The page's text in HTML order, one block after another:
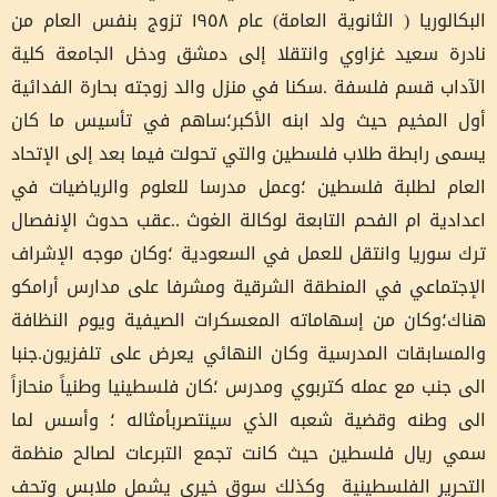
البكالوريا ( الثانوية العامة) عام ١٩٥٨ تزوج بنفس العام من
نادرة سعيد غزاوي وانتقلا إلى دمشق ودخل الجامعة كلية
الآداب قسم فلسفة .سكنا في منزل والد زوجته بحارة الفدائية
أول المخيم حيث ولد ابنه الأكبر؛ساهم في تأسيس ما كان
يسمى رابطة طلاب فلسطين والتي تحولت فيما بعد إلى الإتحاد
العام لطلبة فلسطين ؛وعمل مدرسا للعلوم والرياضيات في
اعدادية ام الفحم التابعة لوكالة الغوث ..عقب حدوث الإنفصال
ترك سوريا وانتقل للعمل في السعودية ؛وكان موجه الإشراف
الإجتماعي في المنطقة الشرقية ومشرفا على مدارس أرامكو
هناك؛وكان من إسهاماته المعسكرات الصيفية ويوم النظافة
والمسابقات المدرسية وكان النهائي يعرض على تلفزيون.جنبا
الى جنب مع عمله كتربوي ومدرس ؛كان فلسطينيا وطنياً منحازاً
الى وطنه وقضية شعبه الذي سينتصربأمثاله ؛ وأسس لما
سمي ريال فلسطين حيث كانت تجمع التبرعات لصالح منظمة
التحرير الفلسطينية وكذلك سوق خيري يشمل ملابس وتحف